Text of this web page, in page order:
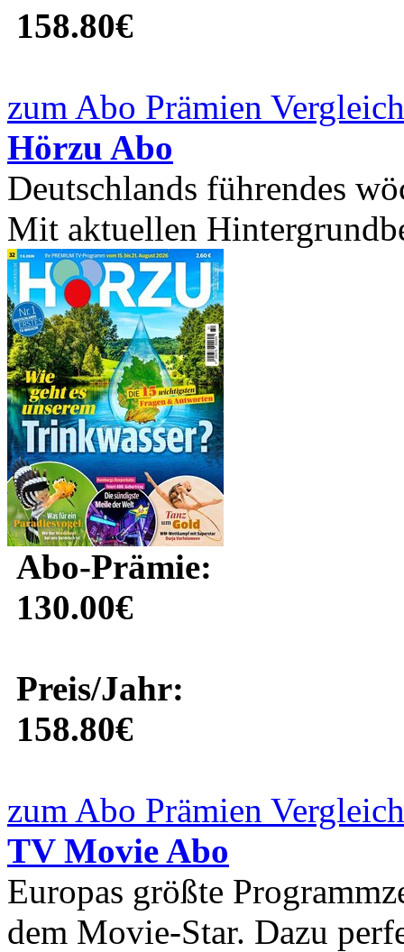
158.80€
zum Abo Prämien
Hörzu Abo
Deutschlands führendes
Mit aktuellen
Abo-Prämie:
130.00€
Preis/Jahr:
158.80€
zum Abo Prämien
TV Movie Abo
Europas größte
dem Movie-Star. Dazu